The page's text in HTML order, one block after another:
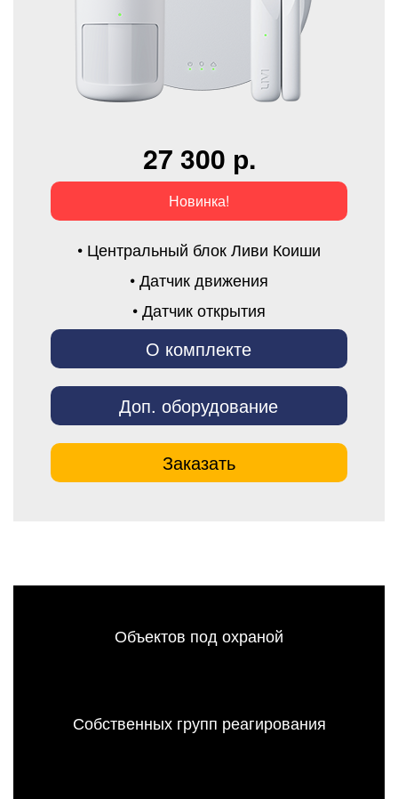
27 300 р.
Новинка!
• Центральный блок Ливи Коиши
• Датчик движения
• Датчик открытия
О комплекте
Доп. оборудование
Заказать
Объектов под охраной
Собственных групп реагирования